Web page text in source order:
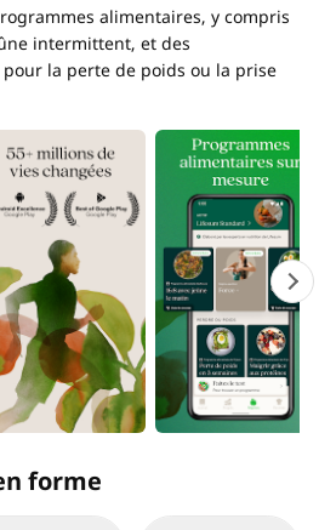
alimentaires, y compris
intermittent, et des
la perte de poids ou la prise
forme